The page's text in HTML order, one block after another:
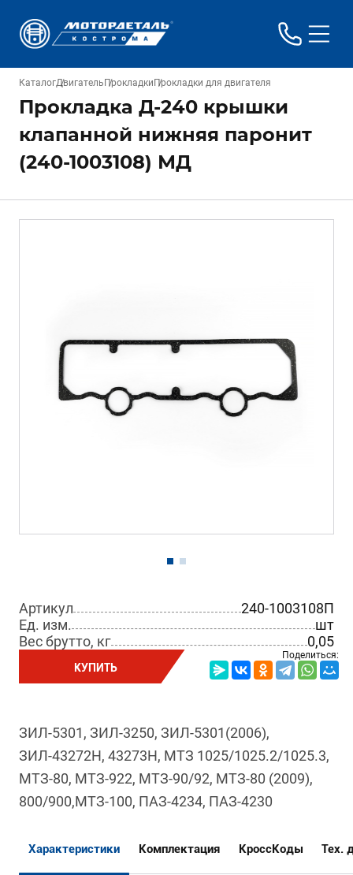
КаталогДвигатель Прокладки Прокладки для двигателя
Прокладка Д-240 крышки
клапанной нижняя паронит
(240-1003108) МД
Артикул
240-1003108П
Ед. изм.
шт
Вес брутто, кг
0,05
КУПИТЬ
Поделиться:
ЗИЛ-5301, ЗИЛ-3250, ЗИЛ-5301(2006),
ЗИЛ-43272Н, 43273Н, МТЗ 1025/1025.2/1025.3,
МТЗ-80, МТЗ-922, МТЗ-90/92, МТЗ-80 (2009),
800/900,МТЗ-100, ПАЗ-4234, ПАЗ-4230
Характеристики Комплектация КроссКоды Тех.